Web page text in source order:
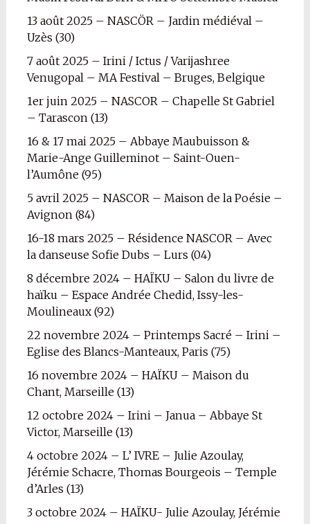
13 août 2025 – NASCÖR – Jardin médiéval –
Uzès (30)
7 août 2025 – Irini / Ictus / Varijashree
Venugopal – MA Festival – Bruges, Belgique
1er juin 2025 – NASCOR – Chapelle St Gabriel
– Tarascon (13)
16 & 17 mai 2025 – Abbaye Maubuisson &
Marie-Ange Guilleminot – Saint-Ouen-
l’Aumône (95)
5 avril 2025 – NASCOR – Maison de la Poésie –
Avignon (84)
16-18 mars 2025 – Résidence NASCOR – Avec
la danseuse Sofie Dubs – Lurs (04)
8 décembre 2024 – HAÏKU – Salon du livre de
haïku – Espace Andrée Chedid, Issy-les-
Moulineaux (92)
22 novembre 2024 – Printemps Sacré – Irini –
Eglise des Blancs-Manteaux, Paris (75)
16 novembre 2024 – HAÏKU – Maison du
Chant, Marseille (13)
12 octobre 2024 – Irini – Janua – Abbaye St
Victor, Marseille (13)
4 octobre 2024 – L’ IVRE – Julie Azoulay,
Jérémie Schacre, Thomas Bourgeois – Temple
d’Arles (13)
3 octobre 2024 – HAÏKU- Julie Azoulay, Jérémie